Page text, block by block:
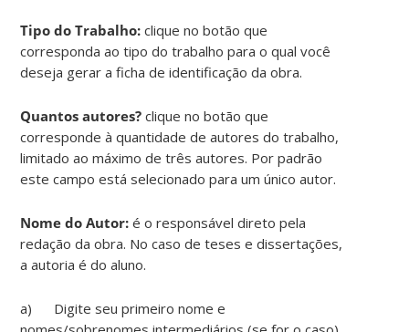
Tipo do Trabalho: clique no botão que
corresponda ao tipo do trabalho para o qual você
deseja gerar a ficha de identificação da obra.
Quantos autores? clique no botão que
corresponde à quantidade de autores do trabalho,
limitado ao máximo de três autores. Por padrão
este campo está selecionado para um único autor.
Nome do Autor: é o responsável direto pela
redação da obra. No caso de teses e dissertações,
a autoria é do aluno.
a) Digite seu primeiro nome e